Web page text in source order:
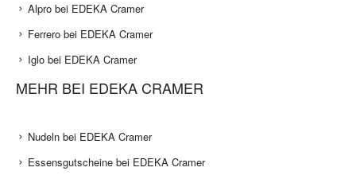
Alpro bei EDEKA Cramer
Ferrero bei EDEKA Cramer
Iglo bei EDEKA Cramer
MEHR BEI EDEKA CRAMER
Nudeln bei EDEKA Cramer
Essensgutscheine bei EDEKA Cramer